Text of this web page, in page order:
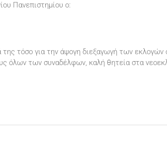
Πανεπιστημίου ο:
τόσο για την άψογη διεξαγωγή των εκλογών
όλων των συναδέλφων, καλή θητεία στα